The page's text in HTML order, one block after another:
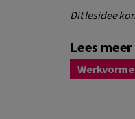
Dit lesidee
Lees